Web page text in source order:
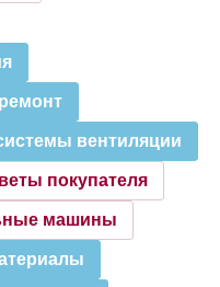
ремонт
вентиляции
покупателя
машины